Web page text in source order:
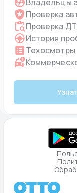
Владельцы
Проверка
Проверка
История
Техосмотры